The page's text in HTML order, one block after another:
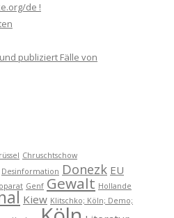
de !
publiziert Fälle von
Chruschtschow
Desinformation Donezk EU
Genf Gewalt Hollande
Kiew Klitschko; Köln; Demo;